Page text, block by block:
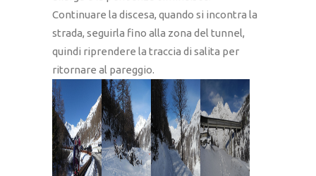
Continuare la discesa, quando si incontra la
strada, seguirla fino alla zona del tunnel,
quindi riprendere la traccia di salita per
ritornare al pareggio.